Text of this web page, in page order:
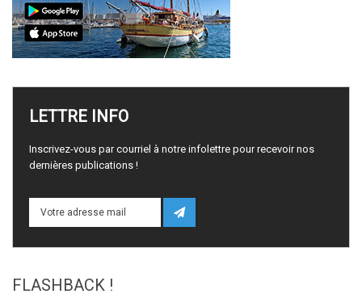
LETTRE INFO
Inscrivez-vous par courriel à notre infolettre pour recevoir nos
dernières publications !
FLASHBACK !